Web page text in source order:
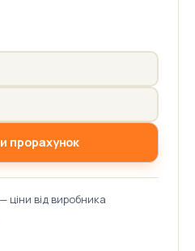
прорахунок
від виробника